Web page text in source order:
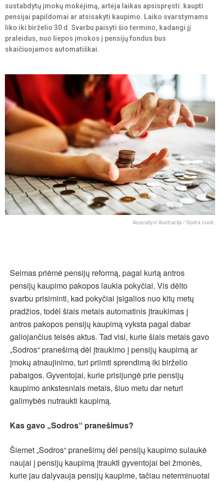
sustabdytų įmokų mokėjimą, artėja laikas apsispręsti: kaupti
pensijai papildomai ar atsisakyti kaupimo. Laiko svarstymams
liko iki birželio 30 d. Svarbu paisyti šio termino, kadangi jį
praleidus, nuo liepos įmokos į pensijų fondus bus
skaičiuojamos automatiškai.
Asociatyvi iliustracija / Sodra nuotr.
Seimas priėmė pensijų reformą, pagal kurią antros
pensijų kaupimo pakopos laukia pokyčiai. Vis dėlto
svarbu prisiminti, kad pokyčiai įsigalios nuo kitų metų
pradžios, todėl šiais metais automatinis įtraukimas į
antros pakopos pensijų kaupimą vyksta pagal dabar
galiojančius teisės aktus. Tad visi, kurie šiais metais gavo
„Sodros“ pranešimą dėl įtraukimo į pensijų kaupimą ar
įmokų atnaujinimo, turi priimti sprendimą iki birželio
pabaigos. Gyventojai, kurie prisijungė prie pensijų
kaupimo ankstesniais metais, šiuo metu dar neturi
galimybės nutraukti kaupimą.
Kas gavo „Sodros“ pranešimus?
Šiemet „Sodros“ pranešimų dėl pensijų kaupimo sulaukė
naujai į pensijų kaupimą įtraukti gyventojai bei žmonės,
kurie jau dalyvauja pensijų kaupime, tačiau neterminuotai